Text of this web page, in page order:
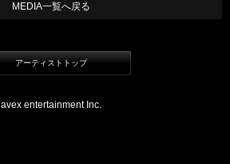
MEDIA一覧へ戻る
アーティストトップ
avex entertainment Inc.